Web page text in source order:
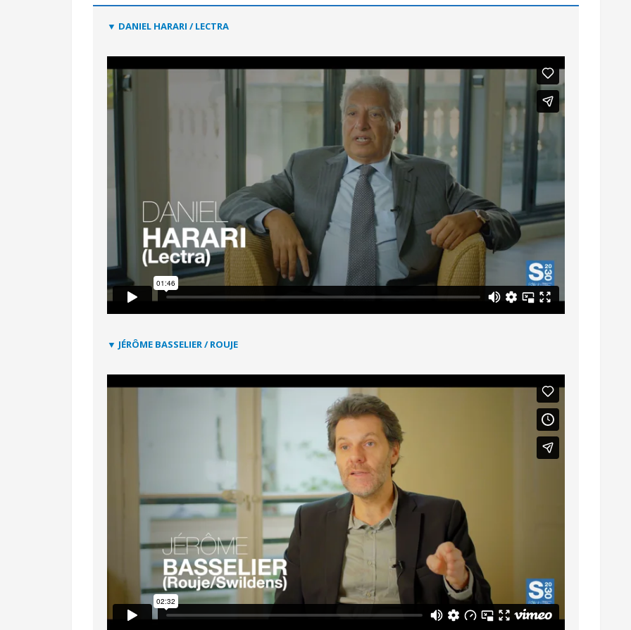
▼ DANIEL HARARI / LECTRA
▼ JÉRÔME BASSELIER / ROUJE